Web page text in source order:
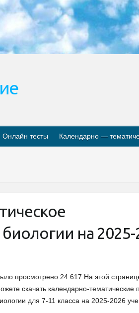
Онлайн тесты Календарно —
на 2025-
просмотрено 24 617 На этой
скачать календарно-тематические
для 7-11 класса на 2025-2026